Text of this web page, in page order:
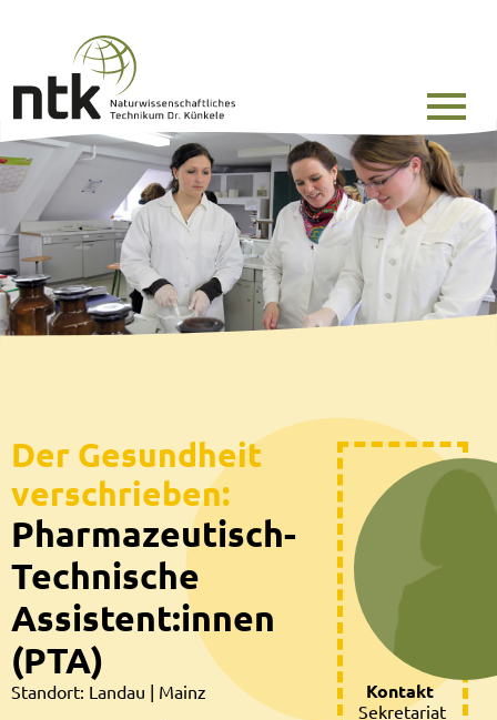
Der Gesundheit
verschrieben:
Pharmazeutisch-
Technische
Assistent:innen
(PTA)
Standort: Landau | Mainz Kontakt
Sekretariat